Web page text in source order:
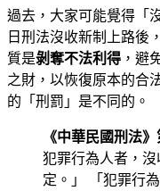
過去，大家可能覺得「
日刑法沒收新制上路後
質是剝奪不法利得 ，避
之財，以恢復原本的合
的「刑罰」是不同的。
《中華民國刑法
犯罪行為人者，
定。」 「犯罪行